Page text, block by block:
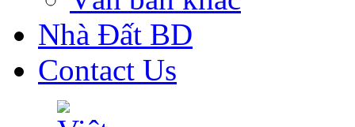
Nhà Đất BD
Contact Us